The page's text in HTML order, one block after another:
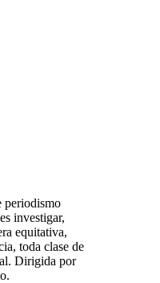
periodismo
investigar,
equitativa,
toda clase de
Dirigida por